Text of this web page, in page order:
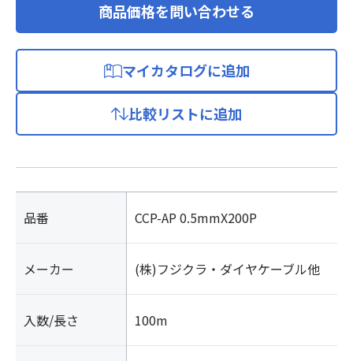
商品価格を問い合わせる
マイカタログに追加
比較リストに追加
品番 CCP-AP 0.5mmX200P
メーカー (株)フジクラ・ダイヤケーブル他
入数/長さ 100m